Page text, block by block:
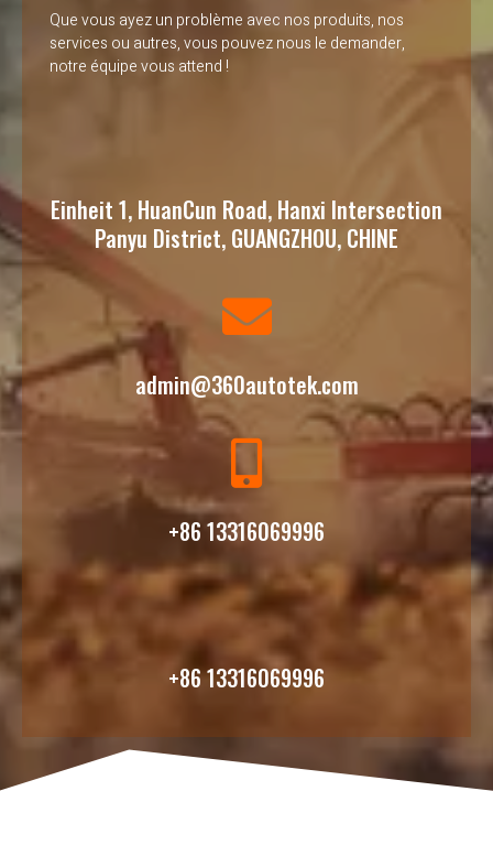
Que vous ayez un problème avec nos produits, nos
services ou autres, vous pouvez nous le demander,
notre équipe vous attend !
Einheit 1, HuanCun Road, Hanxi Intersection
Panyu District, GUANGZHOU, CHINE
admin@360autotek.com
+86 13316069996
+86 13316069996